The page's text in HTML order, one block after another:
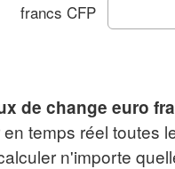
francs CFP
de change euro
temps réel toutes
n'importe